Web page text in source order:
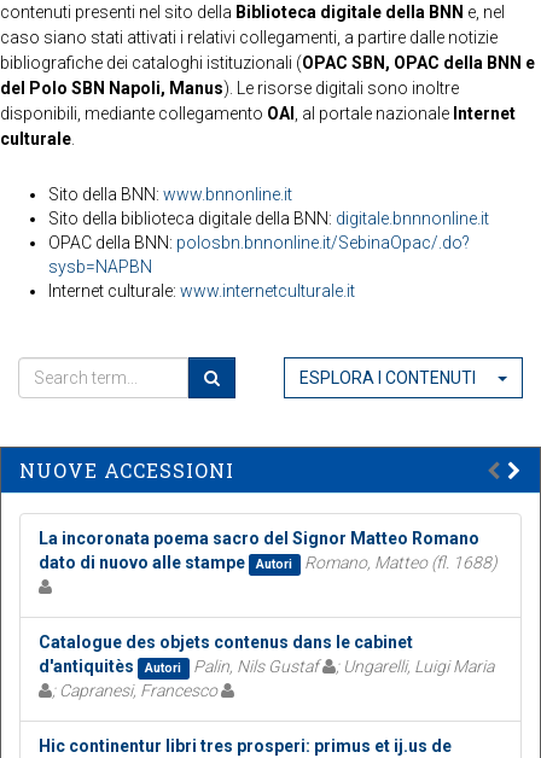
contenuti presenti nel sito della Biblioteca digitale della BNN e, nel
caso siano stati attivati i relativi collegamenti, a partire dalle notizie
bibliografiche dei cataloghi istituzionali (OPAC SBN, OPAC della BNN e
del Polo SBN Napoli, Manus). Le risorse digitali sono inoltre
disponibili, mediante collegamento OAI , al portale nazionale Internet
culturale
Sito della BNN: www.bnnonline.it
Sito della biblioteca digitale della BNN: digitale.bnnnonline.it
OPAC della BNN: polosbn.bnnonline.it/SebinaOpac/.do?
sysb=NAPBN
Internet culturale: www.internetculturale.it
ESPLORA I CONTENUTI
NUOVE ACCESSIONI
La incoronata poema sacro del Signor Matteo Romano
dato di nuovo alle stampe
Autori Romano, Matteo (fl. 1688)
Catalogue des objets contenus dans le cabinet
d'antiquitès
Autori Palin, Nils Gustaf
; Ungarelli, Luigi Maria
; Capranesi, Francesco
Hic continentur libri tres prosperi: primus et ij.us de